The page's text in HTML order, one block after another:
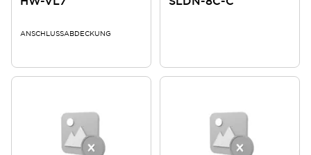
ANSCHLUSSABDECKUNG